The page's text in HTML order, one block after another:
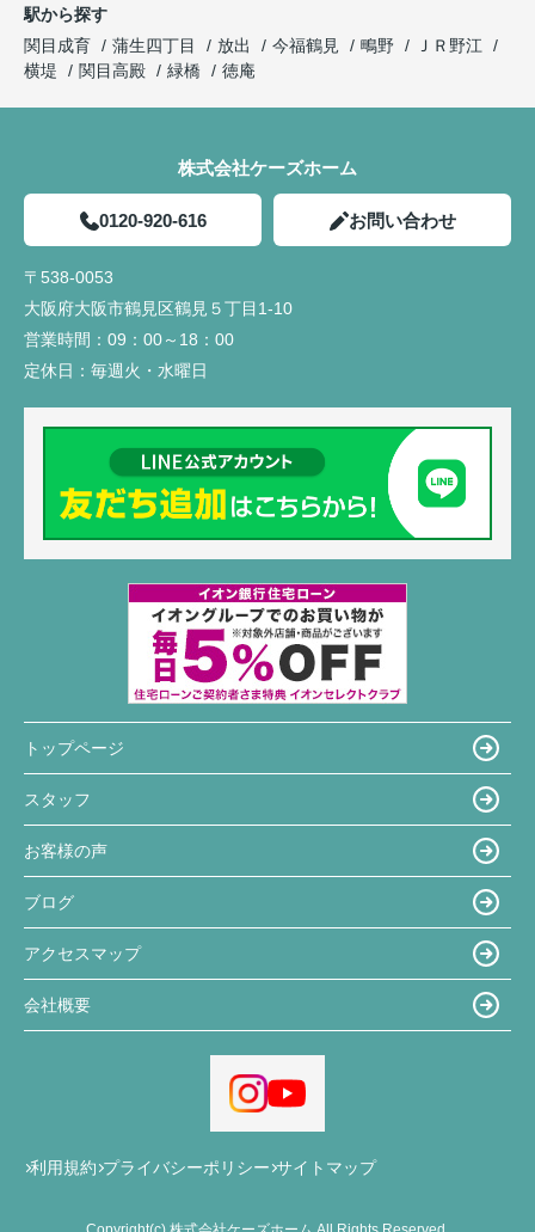
駅から探す
関目成育
蒲生四丁目 放出 今福鶴見 鴫野
ＪＲ野江
横堤
関目高殿 緑橋 徳庵
株式会社ケーズホーム
0120-920-616 お問い合わせ
〒538-0053
大阪府大阪市鶴見区鶴見５丁目1-10
営業時間： 09：00～18：00
定休日： 毎週火・水曜日
トップページ
スタッフ
お客様の声
ブログ
アクセスマップ
会社概要
利用規約 プライバシーポリシー サイトマップ